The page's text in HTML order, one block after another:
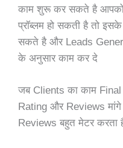
काम शुरू कर सकते है आपको
प्रॉब्लम हो सकती है तो
सकते है और Leads
के अनुसार काम कर दे
जब Clients का काम Final
Rating और Reviews
Reviews बहुत मेटर करता